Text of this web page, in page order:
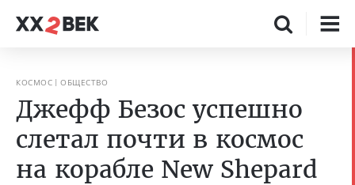
КОСМОС ОБЩЕСТВО
Джефф Безос успешно
слетал почти в космос
на корабле New Shepard